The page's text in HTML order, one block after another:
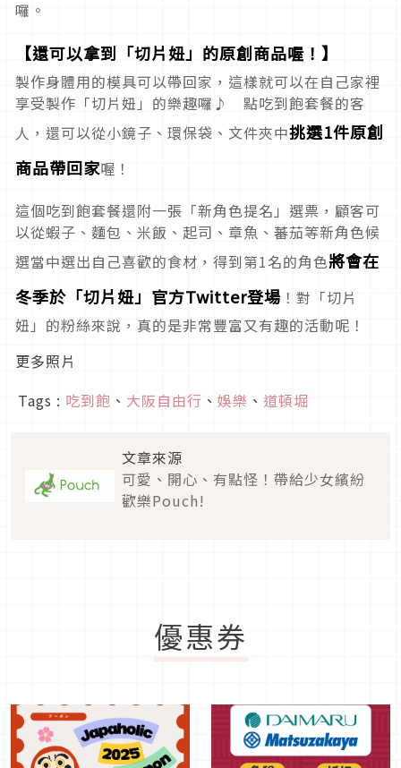
囉。
【還可以拿到「切片妞」的原創商品喔！】
製作身體用的模具可以帶回家，這樣就可以在自己家裡
享受製作「切片妞」的樂趣囉♪ 點吃到飽套餐的客
人，還可以從小鏡子、環保袋、文件夾中挑選1件原創
商品帶回家喔！
這個吃到飽套餐還附一張「新角色提名」選票，顧客可
以從蝦子、麵包、米飯、起司、章魚、蕃茄等新角色候
選當中選出自己喜歡的食材，得到第1名的角色將會在
冬季於「切片妞」官方Twitter登場 ！對「切片
妞」的粉絲來說，真的是非常豐富又有趣的活動呢！
更多照片
Tags : 吃到飽 、 大阪自由行 、 娛樂 、 道頓堀
文章來源
可愛、開心、有點怪！帶給少女繽紛
歡樂Pouch!
優惠券